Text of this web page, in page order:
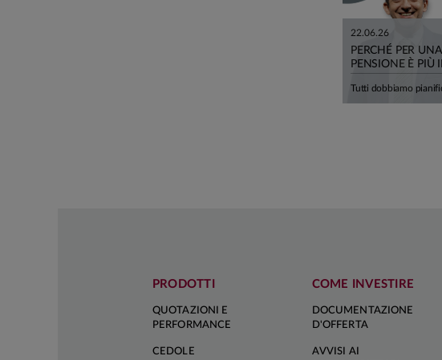
22.06.26
PERCHÉ PER
PENSIONE È PIÙ
PRODOTTI
QUOTAZIONI E
PERFORMANCE
CEDOLE
COME INVESTIRE
DOCUMENTAZIONE
D'OFFERTA
AVVISI AI